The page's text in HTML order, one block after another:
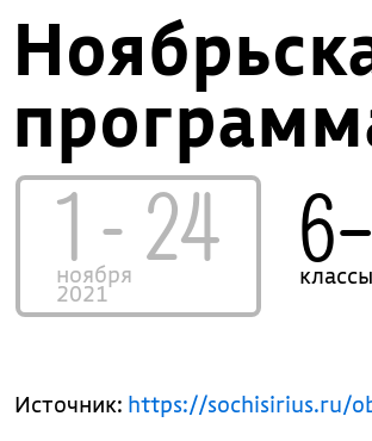
1 - 24
ноября
2021
классы
Источник: https://sochisirius.ru/